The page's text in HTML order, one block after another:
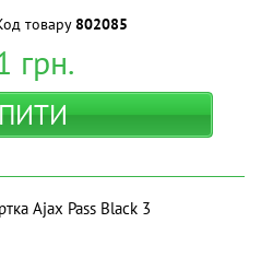
товару802085
грн.
Ajax Pass Black 3